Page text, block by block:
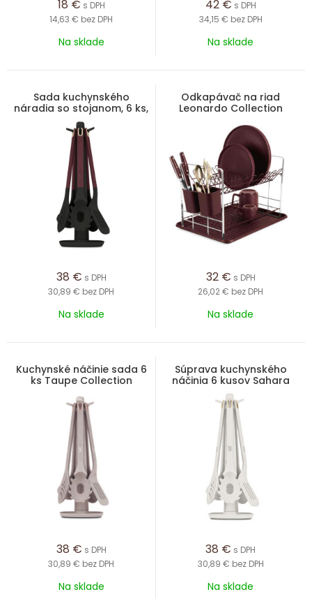
18 € s DPH
14,63 € bez DPH
Na sklade
42 € s DPH
34,15 € bez DPH
Na sklade
Sada kuchynského
náradia so stojanom, 6 ks,
matná bordeaux
38 € s DPH
30,89 € bez DPH
Na sklade
Odkapávač na riad
Leonardo Collection
32 € s DPH
26,02 € bez DPH
Na sklade
Kuchynské náčinie sada 6
ks Taupe Collection
38 € s DPH
30,89 € bez DPH
Na sklade
Súprava kuchynského
náčinia 6 kusov Sahara
Collection
38 € s DPH
30,89 € bez DPH
Na sklade